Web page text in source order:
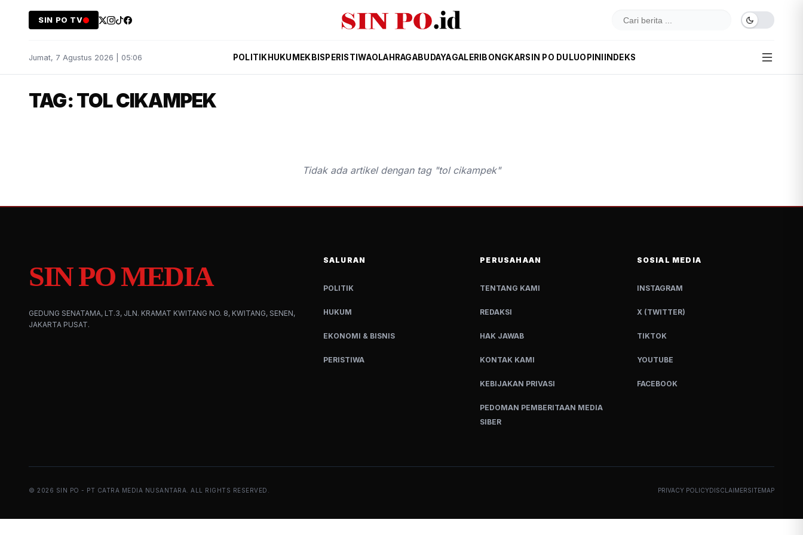
SIN PO TV
Jumat, 7 Agustus 2026 | 05:06 POLITIK HUKUM EKBIS PERISTIWAOLAHRAGABUDAYAGALERI BONGKARSIN PO DULUOPINI INDEKS
TAG: TOL CIKAMPEK
Tidak ada artikel dengan tag "tol cikampek"
SIN PO MEDIA
GEDUNG SENATAMA, LT.3, JLN. KRAMAT KWITANG NO. 8, KWITANG, SENEN,
JAKARTA PUSAT.
SALURAN
POLITIK
HUKUM
EKONOMI & BISNIS
PERISTIWA
PERUSAHAAN
TENTANG KAMI
REDAKSI
HAK JAWAB
KONTAK KAMI
KEBIJAKAN PRIVASI
PEDOMAN PEMBERITAAN MEDIA
SIBER
SOSIAL MEDIA
INSTAGRAM
X (TWITTER)
TIKTOK
YOUTUBE
FACEBOOK
© 2026 SIN PO - PT CATRA MEDIA NUSANTARA. ALL RIGHTS RESERVED. PRIVACY POLICYDISCLAIMERSITEMAP